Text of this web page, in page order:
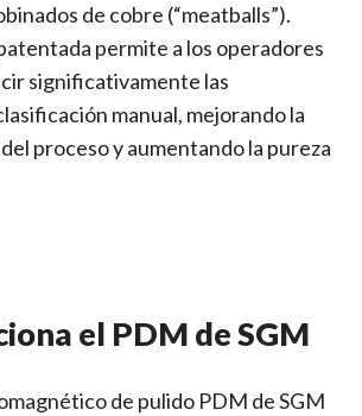
de cobre (“meatballs”).
permite a los operadores
significativamente las
manual, mejorando la
proceso y aumentando la pureza
el PDM de SGM
de pulido PDM de SGM